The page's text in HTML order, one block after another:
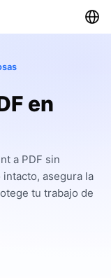
en
a PDF sin
asegura la
tu trabajo de